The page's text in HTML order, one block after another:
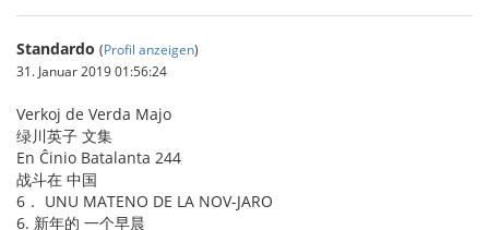
Standardo (Profil anzeigen)
31. Januar 2019 01:56:24
Verkoj de Verda Majo
绿川英子 文集
En Ĉinio Batalanta 244
战斗在 中国
6． UNU MATENO DE LA NOV-JARO
6. 新年的 一个早晨